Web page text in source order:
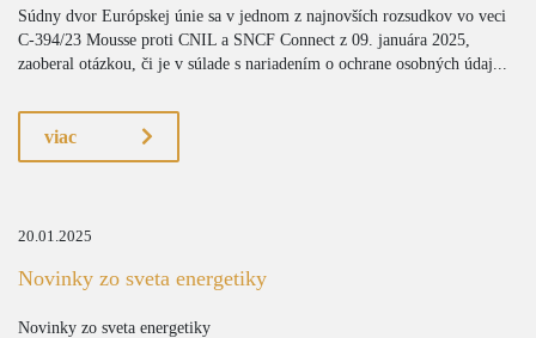
Súdny dvor Európskej únie sa v jednom z najnovších rozsudkov vo veci
C-394/23 Mousse proti CNIL a SNCF Connect z 09. januára 2025,
zaoberal otázkou, či je v súlade s nariadením o ochrane osobných údaj...
viac
20.01.2025
Novinky zo sveta energetiky
Novinky zo sveta energetiky